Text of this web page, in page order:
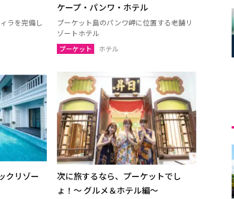
ナコーンラーチャシーマー
（コラート）
ルーイ
ノーンカーイ
ムックダーハーン
ブリーラム
アムナートチャルーン
北イサーン
ラを完備し
ケープ・パンワ・ホテル
プーケット島のパンワ岬に位置する老舗リ
ゾートホテル
プーケット ホテル
クリゾー
次に旅するなら、プーケットでし
ょ！〜 グルメ＆ホテル編〜